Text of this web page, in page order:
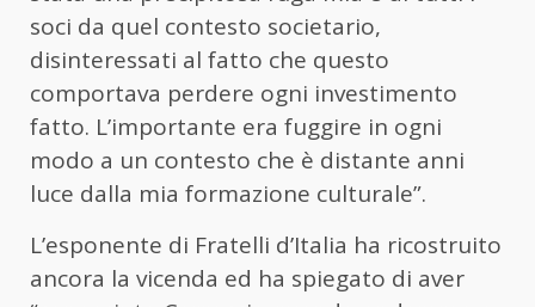
soci da quel contesto societario,
disinteressati al fatto che questo
comportava perdere ogni investimento
fatto. L’importante era fuggire in ogni
modo a un contesto che è distante anni
luce dalla mia formazione culturale”.
L’esponente di Fratelli d’Italia ha ricostruito
ancora la vicenda ed ha spiegato di aver